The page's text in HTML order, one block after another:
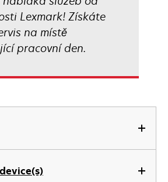
Lexmark! Získáte
na místě
pracovní den.